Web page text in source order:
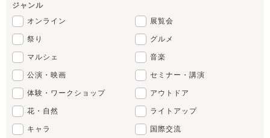
ジャンル
オンライン
展覧会
祭り グルメ
マルシェ 音楽
公演・映画 セミナー・講演
体験・ワークショップ アウトドア
花・自然 ライトアップ
キャラ 国際交流